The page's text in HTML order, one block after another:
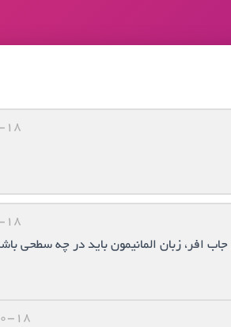
افر، زبان المانيمون بايد در چه سطحي
12:09